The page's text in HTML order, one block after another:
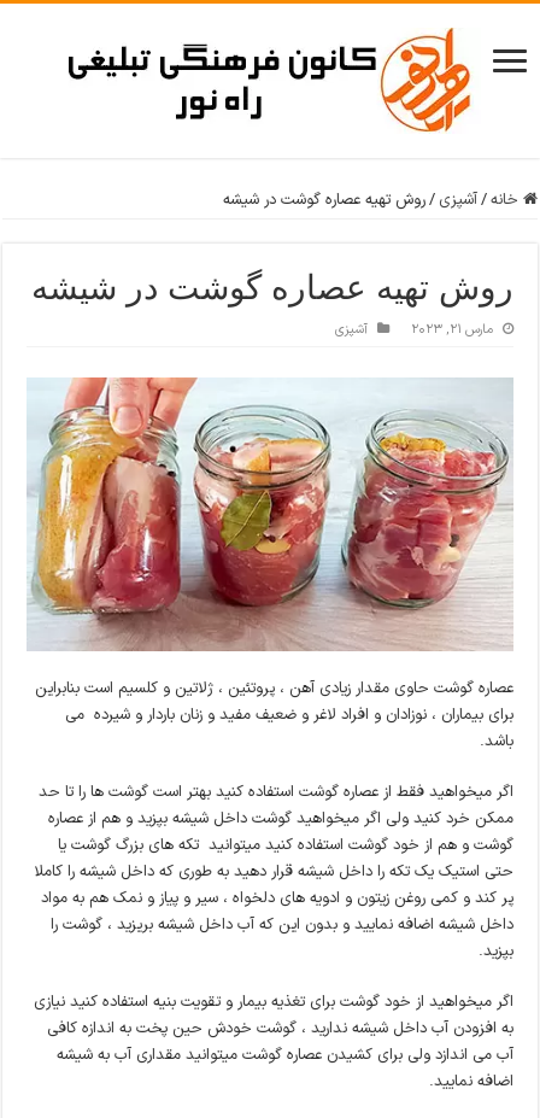
خانه/آشپزی /روش تهیه عصاره گوشت در شیشه
روش تهیه عصاره گوشت در شیشه
مارس 21, 2023 آشپزی
عصاره گوشت حاوی مقدار زیادی آهن ، پروتئین ، ژلاتین و کلسیم است بنابراین
برای بیماران ، نوزادان و افراد لاغر و ضعیف مفید و زنان باردار و شیرده می
باشد.
اگر میخواهید فقط از عصاره گوشت استفاده کنید بهتر است گوشت ها را تا حد
ممکن خرد کنید ولی اگر میخواهید گوشت داخل شیشه بپزید و هم از عصاره
گوشت و هم از خود گوشت استفاده کنید میتوانید تکه های بزرگ گوشت یا
حتی استیک یک تکه را داخل شیشه قرار دهید به طوری که داخل شیشه را کاملا
پر کند و کمی روغن زیتون و ادویه های دلخواه ، سیر و پیاز و نمک هم به مواد
داخل شیشه اضافه نمایید و بدون این که آب داخل شیشه بریزید ، گوشت را
بپزید.
اگر میخواهید از خود گوشت برای تغذیه بیمار و تقویت بنیه استفاده کنید نیازی
به افزودن آب داخل شیشه ندارید ، گوشت خودش حین پخت به اندازه کافی
آب می اندازد ولی برای کشیدن عصاره گوشت میتوانید مقداری آب به شیشه
اضافه نمایید.